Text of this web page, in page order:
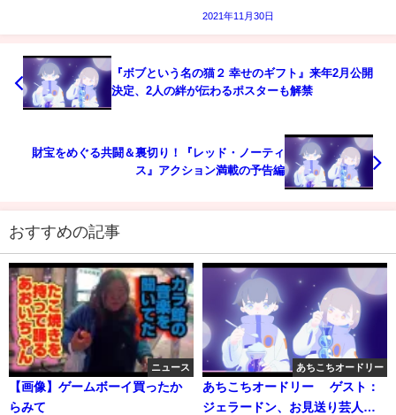
2021年11月30日
『ボブという名の猫２ 幸せのギフト』来年2月公開
決定、2人の絆が伝わるポスターも解禁
財宝をめぐる共闘＆裏切り！『レッド・ノーティ
ス』アクション満載の予告編
おすすめの記事
ニュース
【画像】ゲームボーイ買ったか
らみて
あちこちオードリー
あちこちオードリー ゲスト：
ジェラードン、お見送り芸人し